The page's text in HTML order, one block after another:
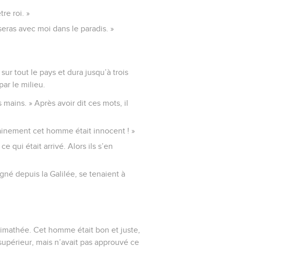
roi. »
avec moi dans le paradis. »
tout le pays et dura jusqu’à trois
le milieu.
mains. » Après avoir dit ces mots, il
cet homme était innocent ! »
qui était arrivé. Alors ils s’en
depuis la Galilée, se tenaient à
Cet homme était bon et juste,
mais n’avait pas approuvé ce